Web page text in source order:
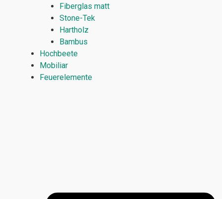
Fiberglas matt
Stone-Tek
Hartholz
Bambus
Hochbeete
Mobiliar
Feuerelemente